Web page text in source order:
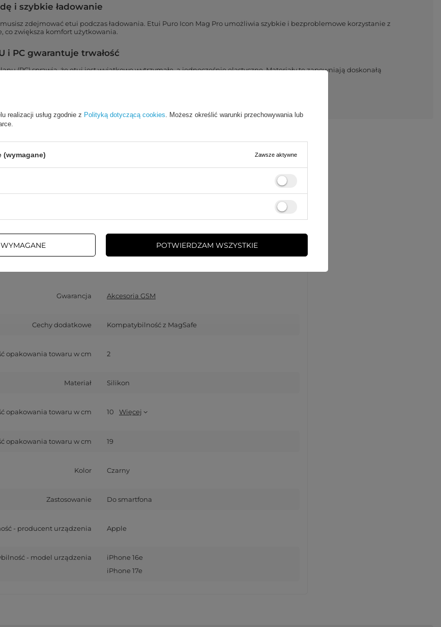
i szybkie ładowanie
zdejmować etui podczas ładowania. Etui Puro Icon Mag Pro umożliwia szybkie i bezproblemowe korzystanie z
co zwiększa komfort użytkowania.
i PC gwarantuje trwałość
(PC) sprawia, że etui jest wyjątkowo wytrzymałe, a jednocześnie elastyczne. Materiały te zapewniają doskonałą
czy upadki, co czyni etui Puro idealnym wyborem dla osób, które cenią trwałość i estetykę.
Gwarancja Akcesoria GSM
Cechy dodatkowe Kompatybilność z MagSafe
opakowania towaru w cm 2
Materiał Silikon
opakowania towaru w cm 10 Więcej
opakowania towaru w cm 19
Kolor Czarny
Zastosowanie Do smartfona
- producent urządzenia Apple
- model urządzenia
iPhone 16e
iPhone 17e
realizacji usług zgodnie z Polityką dotyczącą cookies. Możesz określić warunki przechowywania lub
Zawsze aktywne
POTWIERDZAM WSZYSTKIE